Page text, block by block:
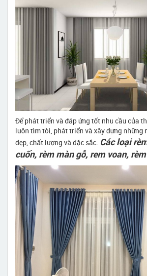
Để phát triển và đáp ứng tốt nhu cầu của
luôn tìm tòi, phát triển và xây dựng những
đẹp, chất lượng và đặc sắc. Các loại
cuốn, rèm màn gỗ, rem voan,